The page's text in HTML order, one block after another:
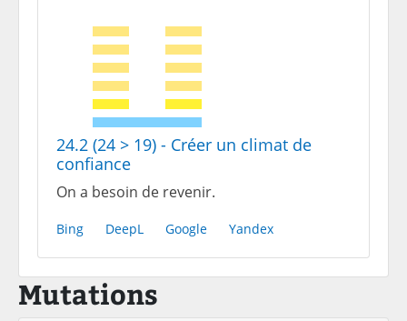
24.2 (24 > 19) - Créer un climat de
confiance
On a besoin de revenir.
Bing DeepL Google Yandex
Mutations